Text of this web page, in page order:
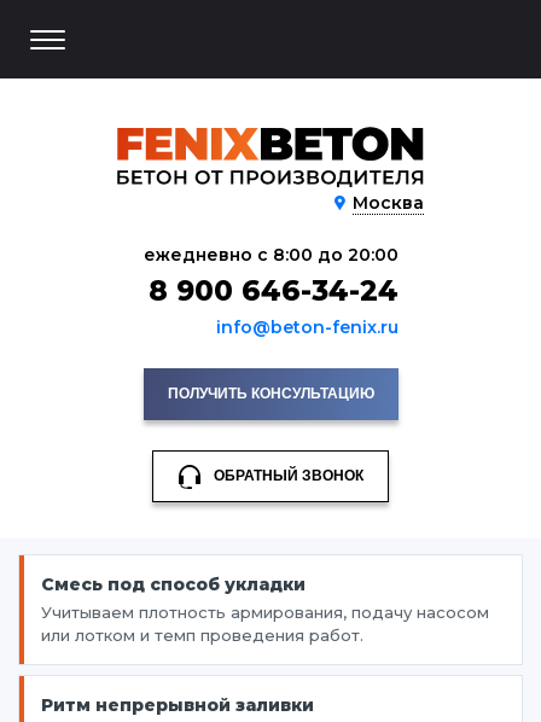
Москва
ПОЛУЧИТЬ КОНСУЛЬТАЦИЮ
ОБРАТНЫЙ ЗВОНОК
ежедневно с 8:00 до 20:00
8 900 646-34-24
info@beton-fenix.ru
Смесь под способ укладки
Учитываем плотность армирования, подачу насосом
или лотком и темп проведения работ.
Ритм непрерывной заливки